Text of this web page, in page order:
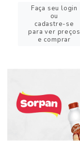
Faça seu login
ou
cadastre-se
para ver preços
e comprar